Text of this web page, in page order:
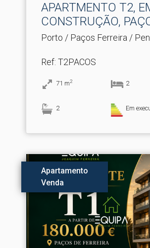
APARTMENTO T2,
CONSTRUÇÃO,
FERREI.​..
Porto / Paços Ferreira /
Ref: T2PACOS
71 m2 2
2 Em
Apartamento
Venda